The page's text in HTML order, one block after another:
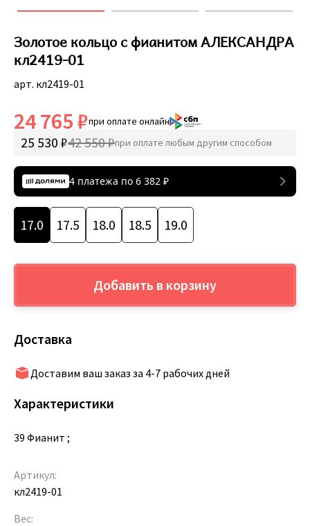
Золотое кольцо с фианитом АЛЕКСАНДРА
кл2419-01
арт. кл2419-01
24 765 ₽при оплате онлайн
25 530 ₽42 550 ₽при оплате любым другим способом
4 платежа по 6 382 ₽
17.0 17.5 18.0 18.5 19.0
Добавить в корзину
Доставка
Доставим ваш заказ за 4-7 рабочих дней
Характеристики
39 Фианит ;
Артикул:
кл2419-01
Вес: